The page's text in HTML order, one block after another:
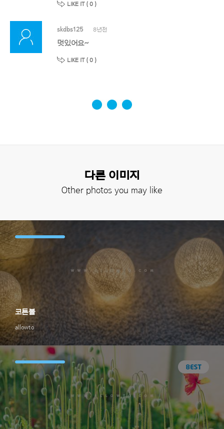
LIKE IT ( 0 )
skdbs125 8년전
멋있어요~
LIKE IT ( 0 )
다른 이미지
Other photos you may like
allowto
코튼볼